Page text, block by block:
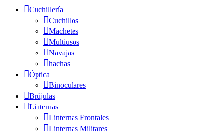
Cuchillería
Cuchillos
Machetes
Multiusos
Navajas
hachas
Óptica
Binoculares
Brújulas
Linternas
Linternas Frontales
Linternas Militares